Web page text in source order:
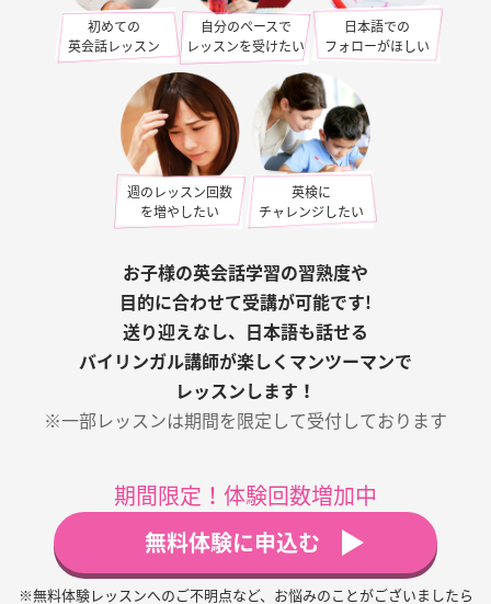
初めての
英会話レッスン
自分のペースで
レッスンを受けたい
日本語での
フォローがほしい
週のレッスン回数
を増やしたい
英検に
チャレンジしたい
お子様の英会話学習の習熟度や
目的に合わせて受講が可能です!
送り迎えなし、日本語も話せる
バイリンガル講師が楽しくマンツーマンで
レッスンします！
※一部レッスンは期間を限定して受付しております
期間限定！体験回数増加中
無料体験に申込む
※無料体験レッスンへのご不明点など、お悩みのことがございましたら